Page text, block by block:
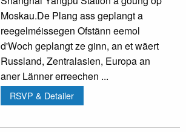
Moskau.De Plang ass geplangt a
reegelméissegen Ofstänn eemol
d'Woch geplangt ze ginn, an et wäert
Russland, Zentralasien, Europa an
aner Länner erreechen ...
RSVP & Detailer